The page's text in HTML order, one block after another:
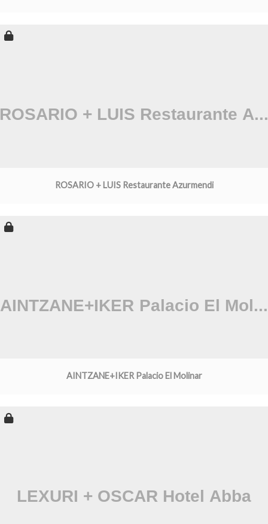
ROSARIO + LUIS Restaurante Azurmendi
AINTZANE+IKER Palacio El Molinar